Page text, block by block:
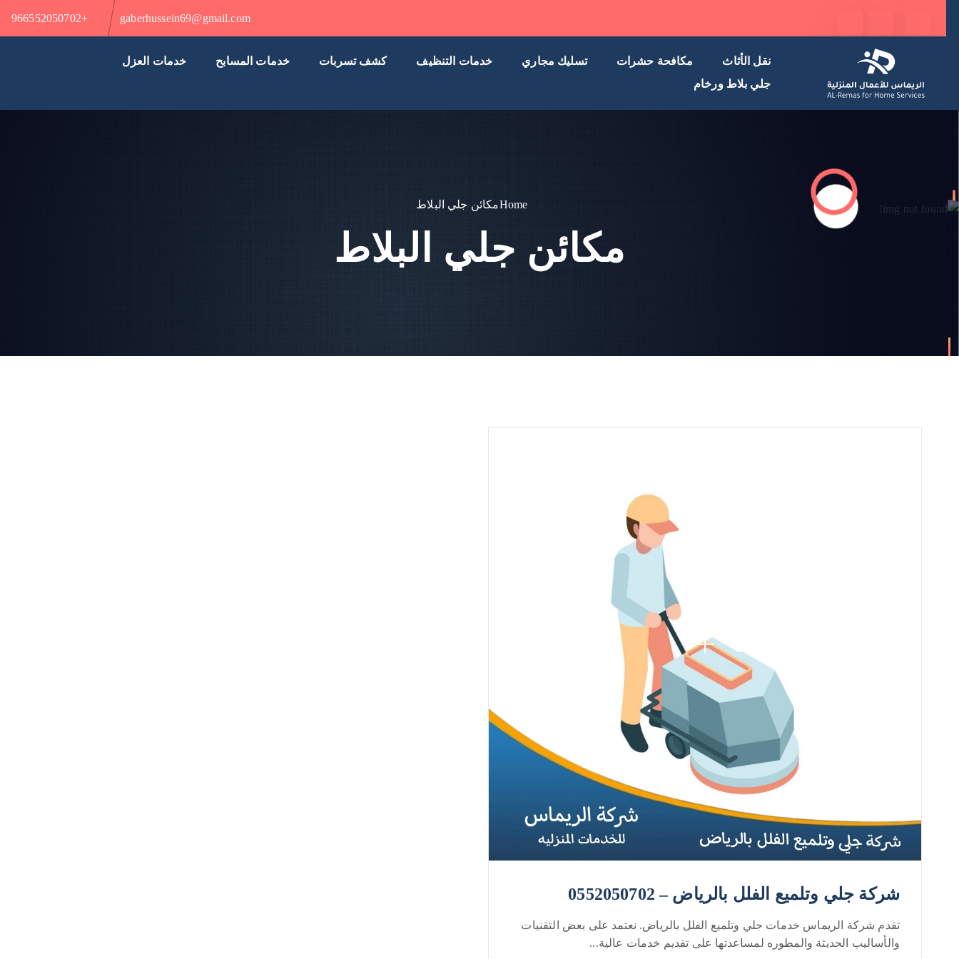
gaberhussein69@gmail.com
+966552050702
نقل الأثاث مكافحة حشرات تسليك مجاري خدمات التنظيف كشف تسربات خدمات المسابح
خدمات العزل
جلي بلاط ورخام
Homeمكائن جلي البلاط
مكائن جلي البلاط
شركة جلي وتلميع الفلل بالرياض – 0552050702
تقدم شركة الريماس خدمات جلي وتلميع الفلل بالرياض. نعتمد على بعض التقنيات
والأساليب الحديثة والمطوره لمساعدتها على تقديم خدمات عالية...